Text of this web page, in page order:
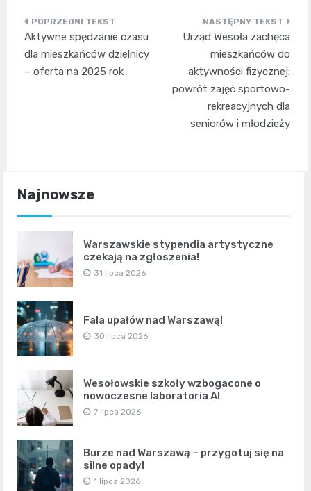
Nawigacja
wpisu
Aktywne spędzanie czasu
dla mieszkańców dzielnicy
– oferta na 2025 rok
Urząd Wesoła zachęca
mieszkańców do
aktywności fizycznej:
powrót zajęć sportowo-
rekreacyjnych dla
seniorów i młodzieży
Najnowsze
Warszawskie stypendia artystyczne
czekają na zgłoszenia!
31 lipca 2026
Fala upałów nad Warszawą!
30 lipca 2026
Wesołowskie szkoły wzbogacone o
nowoczesne laboratoria AI
7 lipca 2026
Burze nad Warszawą – przygotuj się na
silne opady!
1 lipca 2026